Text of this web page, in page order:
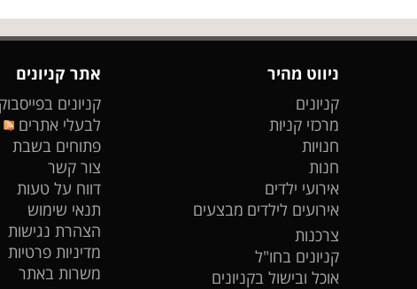
ניווט מהיר
קניונים
מרכזי קניות
חנויות
חנות
אירועי ילדים
אירועים לילדים מבצעים
צרכנות
קניונים בחו"ל
אוכל ובישול בקניונים
אתר קניונים
קניונים בפייסבוק
לבעלי אתרים
פתוחים בשבת
צור קשר
דווח על טעות
תנאי שימוש
הצהרת נגישות
מדיניות פרטיות
משרות באתר